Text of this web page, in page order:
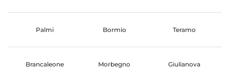
Palmi Bormio Teramo
Brancaleone Morbegno Giulianova